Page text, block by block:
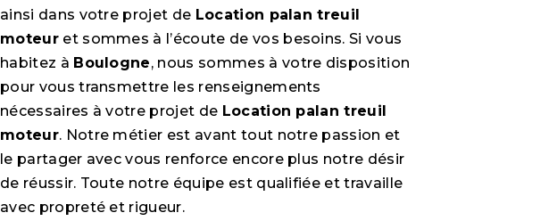
ainsi dans votre projet de Location palan treuil
moteuret sommes à l’écoute de vos besoins. Si vous
habitez à Boulogne, nous sommes à votre disposition
pour vous transmettre les renseignements
nécessaires à votre projet de Location palan treuil
moteur. Notre métier est avant tout notre passion et
le partager avec vous renforce encore plus notre désir
de réussir. Toute notre équipe est qualifiée et travaille
avec propreté et rigueur.